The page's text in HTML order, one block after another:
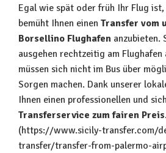
Egal wie spät oder früh Ihr Flug
bemüht Ihnen einen Transfer vom
Borsellino Flughafen anzubieten.
ausgehen rechtzeitig am Flughafen
müssen sich nicht im Bus über
Sorgen machen. Dank unserer
Ihnen einen professionellen und
Transferservice zum fairen Preis.
(https://www.sicily-transfer.com/
transfer/transfer-from-palermo-